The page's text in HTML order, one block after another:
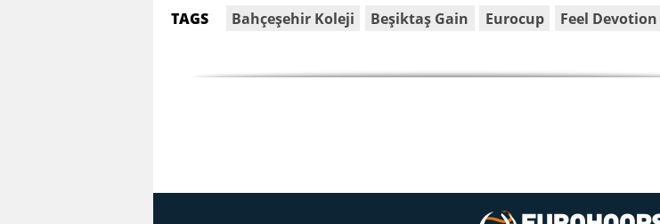
TAGS Bahçeşehir Koleji Beşiktaş Gain Eurocup Feel Devotion